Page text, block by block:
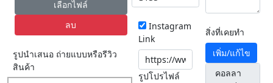
เลือกไฟล์
ลบ
รูปนำเสนอ ถ่ายแบบหรือรีวิว
สินค้า
Instagram
Link
รูปโปรไฟล์
สิ่งที่เคยทำ
เพิ่ม/แก้ไข